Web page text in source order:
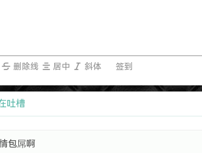
删除线 居中 斜体 签到
吐槽
包屌啊